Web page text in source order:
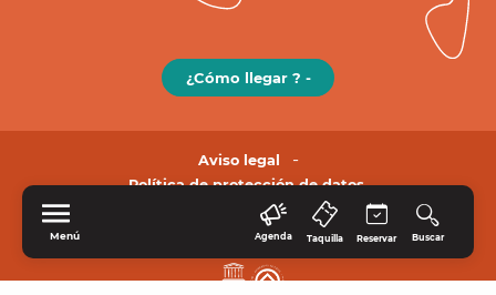
Menú Agenda Taquilla Reservar Buscar
¿Cómo llegar ? -
Aviso legal
Política de protección de datos.